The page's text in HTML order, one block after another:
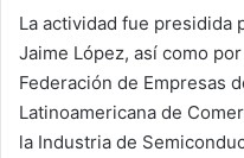
La actividad fue presidida
Jaime López, así como
Federación de Empresas
Latinoamericana de
la Industria de